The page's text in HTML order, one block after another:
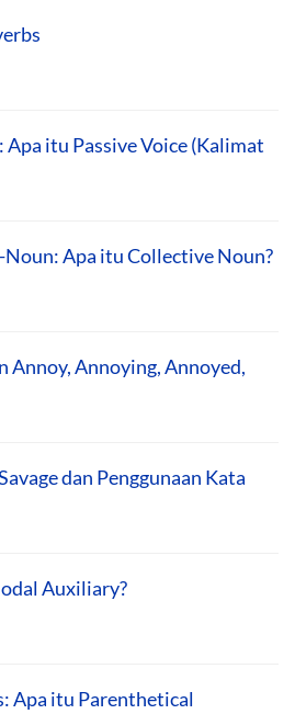
Apa itu Passive Voice (Kalimat
Apa itu Collective Noun?
Annoy, Annoying, Annoyed,
dan Penggunaan Kata
Auxiliary?
Apa itu Parenthetical